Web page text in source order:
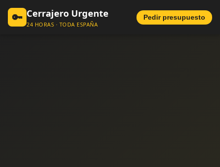
🔑 Cerrajero Urgente
24 HORAS · TODA ESPAÑA
Pedir presupuesto